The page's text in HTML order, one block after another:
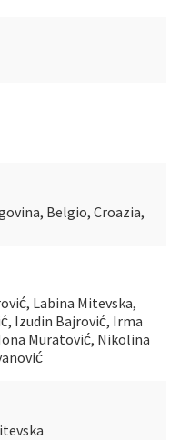
Belgio, Croazia,
Labina Mitevska,
Izudin Bajrović, Irma
Muratović, Nikolina